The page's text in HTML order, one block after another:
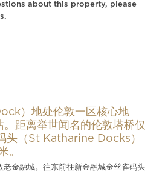
about this property, please
）地处伦敦一区核心地
距离举世闻名的伦敦塔桥仅
头（St Katharine Docks）
。
老金融城。往东前往新金融城金丝雀码头